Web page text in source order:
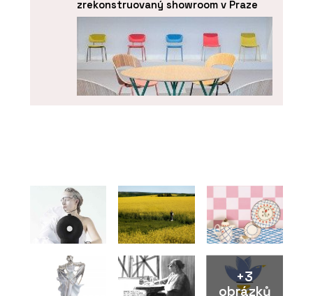
zrekonstruovaný showroom v Praze
LD Seating
+3
obrázků